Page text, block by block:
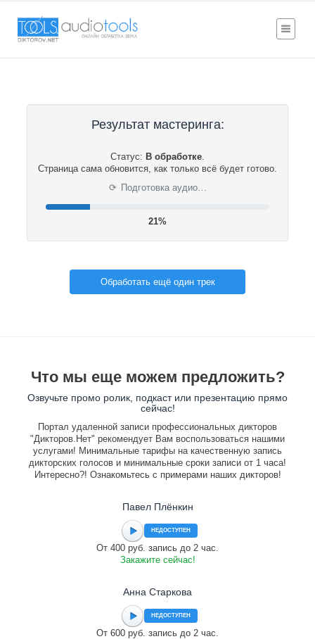
Результат мастеринга:
Статус: В обработке.
Страница сама обновится, как только всё будет готово.
⟳ Подготовка аудио…
21%
Обработать ещё один трек
Что мы еще можем предложить?
Озвучьте промо ролик, подкаст или презентацию прямо
сейчас!
Портал удаленной записи профессиональных дикторов
"Дикторов.Нет" рекомендует Вам воспользоваться нашими
услугами! Минимальные тарифы на качественную запись
дикторских голосов и минимальные сроки записи от 1 часа!
Интересно?! Ознакомьтесь с примерами наших дикторов!
Павел Плёнкин
НЕДОСТУПЕН
От 400 руб. запись до 2 час.
Закажите сейчас!
Анна Старкова
НЕДОСТУПЕН
От 600 руб. запись до 2 час.